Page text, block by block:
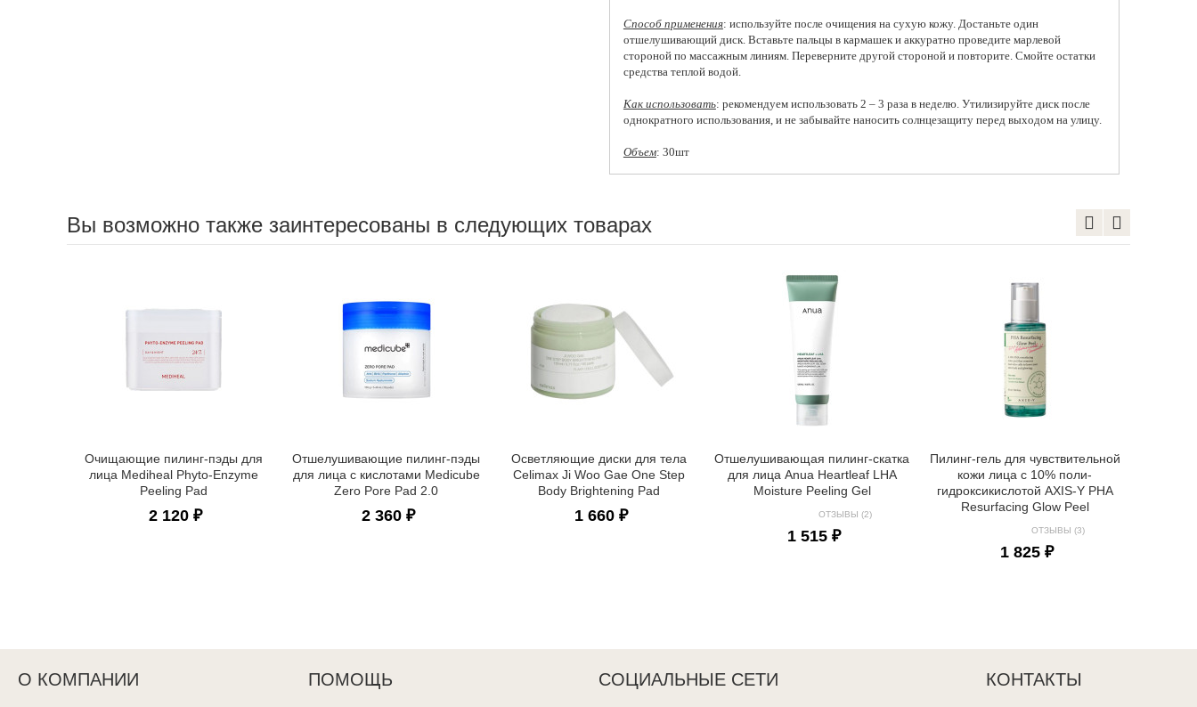
Способ применения: используйте после очищения на сухую кожу. Достаньте один
отшелушивающий диск. Вставьте пальцы в кармашек и аккуратно проведите марлевой
стороной по массажным линиям. Переверните другой стороной и повторите. Смойте остатки
средства теплой водой.
Как использовать: рекомендуем использовать 2 – 3 раза в неделю. Утилизируйте диск после
однократного использования, и не забывайте наносить солнцезащиту перед выходом на улицу.
Объем: 30шт
Вы возможно также заинтересованы в следующих товарах
Очищающие пилинг-пэды для
лица Mediheal Phyto-Enzyme
Peeling Pad
2 120 ₽
Отшелушивающие пилинг-пэды
для лица с кислотами Medicube
Zero Pore Pad 2.0
2 360 ₽
Осветляющие диски для тела
Celimax Ji Woo Gae One Step
Body Brightening Pad
1 660 ₽
Отшелушивающая пилинг-скатка
для лица Anua Heartleaf LHA
Moisture Peeling Gel
ОТЗЫВЫ (2)
1 515 ₽
Пилинг-гель для чувствительной
кожи лица с 10% поли-
гидроксикислотой AXIS-Y PHA
Resurfacing Glow Peel
ОТЗЫВЫ (3)
1 825 ₽
О КОМПАНИИ ПОМОЩЬ СОЦИАЛЬНЫЕ СЕТИ КОНТАКТЫ